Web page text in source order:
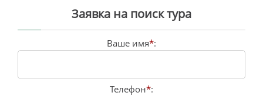
Заявка на поиск тура
Ваше имя*:
Телефон*: